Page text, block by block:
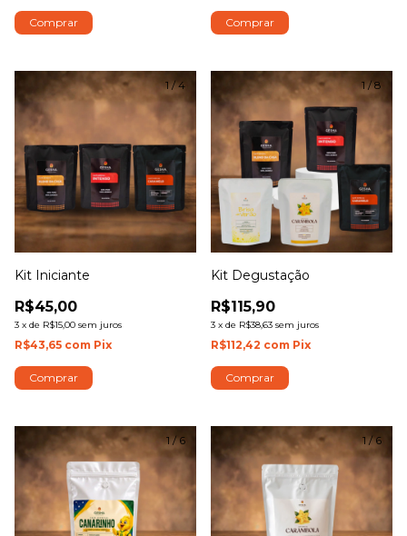
Comprar Comprar
1/4
Kit Iniciante
R$45,00
3 x de R$15,00 sem juros
R$43,65 com Pix
Comprar
1/8
Kit Degustação
R$115,90
3 x de R$38,63 sem juros
R$112,42 com Pix
Comprar
1/6 1/6